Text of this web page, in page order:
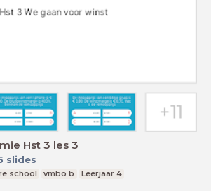
Hst 3 les 3
slides
school vmbo b Leerjaar 4